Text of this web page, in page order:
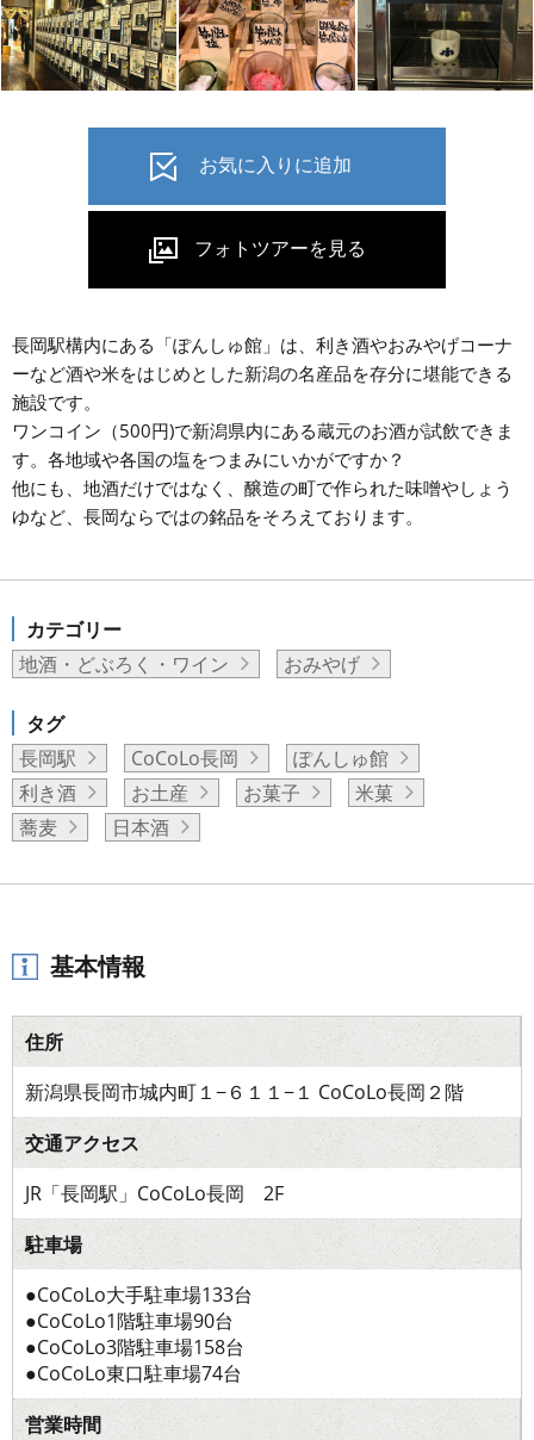
長岡駅構内にある「ぽんしゅ館」は、利き酒やおみやげコーナ
ーなど酒や米をはじめとした新潟の名産品を存分に堪能できる
施設です。
ワンコイン（500円)で新潟県内にある蔵元のお酒が試飲できま
す。各地域や各国の塩をつまみにいかがですか？
他にも、地酒だけではなく、醸造の町で作られた味噌やしょう
ゆなど、長岡ならではの銘品をそろえております。
カテゴリー
地酒・どぶろく・ワイン
おみやげ
タグ
長岡駅
CoCoLo長岡
ぽんしゅ館
利き酒
お土産 お菓子
米菓
蕎麦
日本酒
基本情報
住所
新潟県長岡市城内町１−６１１−１ CoCoLo長岡２階
交通アクセス
JR「長岡駅」CoCoLo長岡 2F
駐車場
●CoCoLo大手駐車場133台
●CoCoLo1階駐車場90台
●CoCoLo3階駐車場158台
●CoCoLo東口駐車場74台
営業時間